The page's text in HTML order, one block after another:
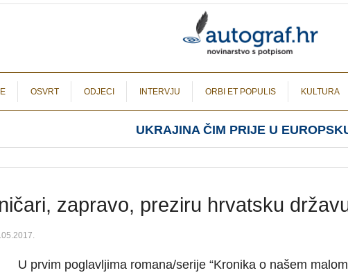
OSVRT ODJECI INTERVJU ORBI ET POPULIS KULTURA
UKRAJINA ČIM PRIJE U
zapravo, preziru hrvatsku
U prvim poglavljima romana/serije “Kronika o našem